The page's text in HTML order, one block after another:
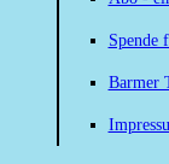
Spende
Barmer